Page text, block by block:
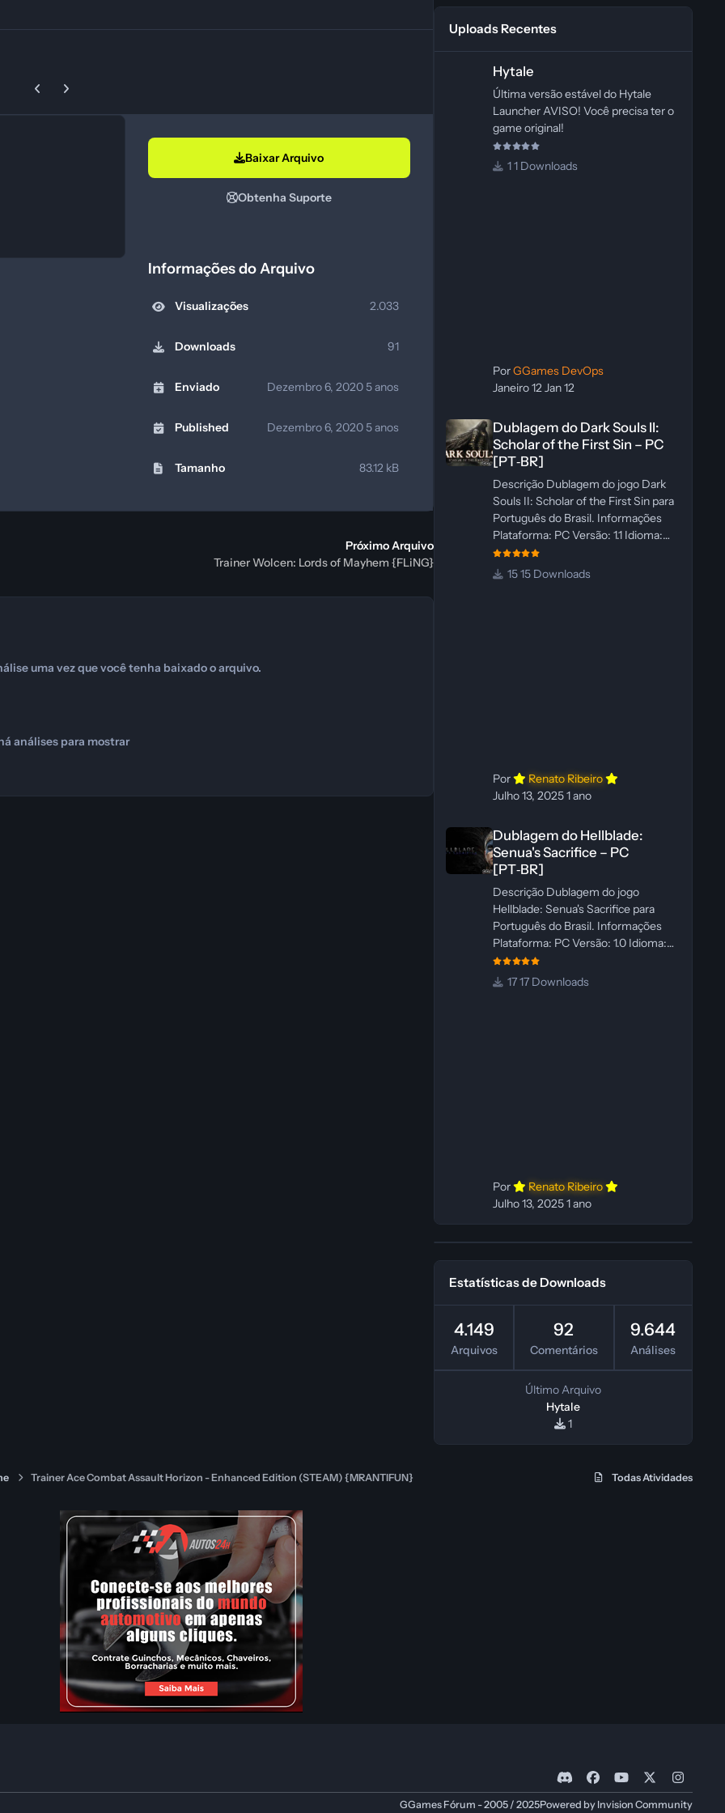
Previous carousel slide
Next carousel slide
Baixar Arquivo
Obtenha Suporte
Informações do Arquivo
Visualizações 2.033
Downloads 91
Enviado Dezembro 6, 2020 5 anos
Published Dezembro 6, 2020 5 anos
Tamanho 83.12 kB
Próximo Arquivo
Trainer Wolcen: Lords of Mayhem {FLiNG}
uma vez que você tenha baixado o arquivo.
análises para mostrar
Uploads Recentes
Hytale
Última versão estável do Hytale
Launcher AVISO! Você precisa ter o
game original!
1 Downloads
PorGGames DevOps
Janeiro 12Jan 12
Dublagem do Dark Souls II:
Scholar of the First Sin – PC
[PT‑BR]
Descrição Dublagem do jogo Dark
Souls II: Scholar of the First Sin para
Português do Brasil. Informações
Plataforma: PC Versão: 1.1 Idioma:
Português‑BR Versão Suportada:
Steam Idioma Suportado: Inglês
15 Downloads
Por
Renato Ribeiro
Julho 13, 20251 ano
Dublagem do Hellblade:
Senua's Sacrifice – PC
[PT‑BR]
Descrição Dublagem do jogo
Hellblade: Senua's Sacrifice para
Português do Brasil. Informações
Plataforma: PC Versão: 1.0 Idioma:
Português‑BR Versão Suportada:
Steam Idioma Suportado: Inglês
17 Downloads
Por
Renato Ribeiro
Julho 13, 20251 ano
Estatísticas de Downloads
4.149
Arquivos
92
Comentários
9.644
Análises
Último Arquivo
Hytale
1
Trainer Ace Combat Assault Horizon - Enhanced Edition (STEAM) {MRANTIFUN} Todas Atividades
d
i
a
o
n
GGames Fórum - 2005 / 2025Powered by Invision Community